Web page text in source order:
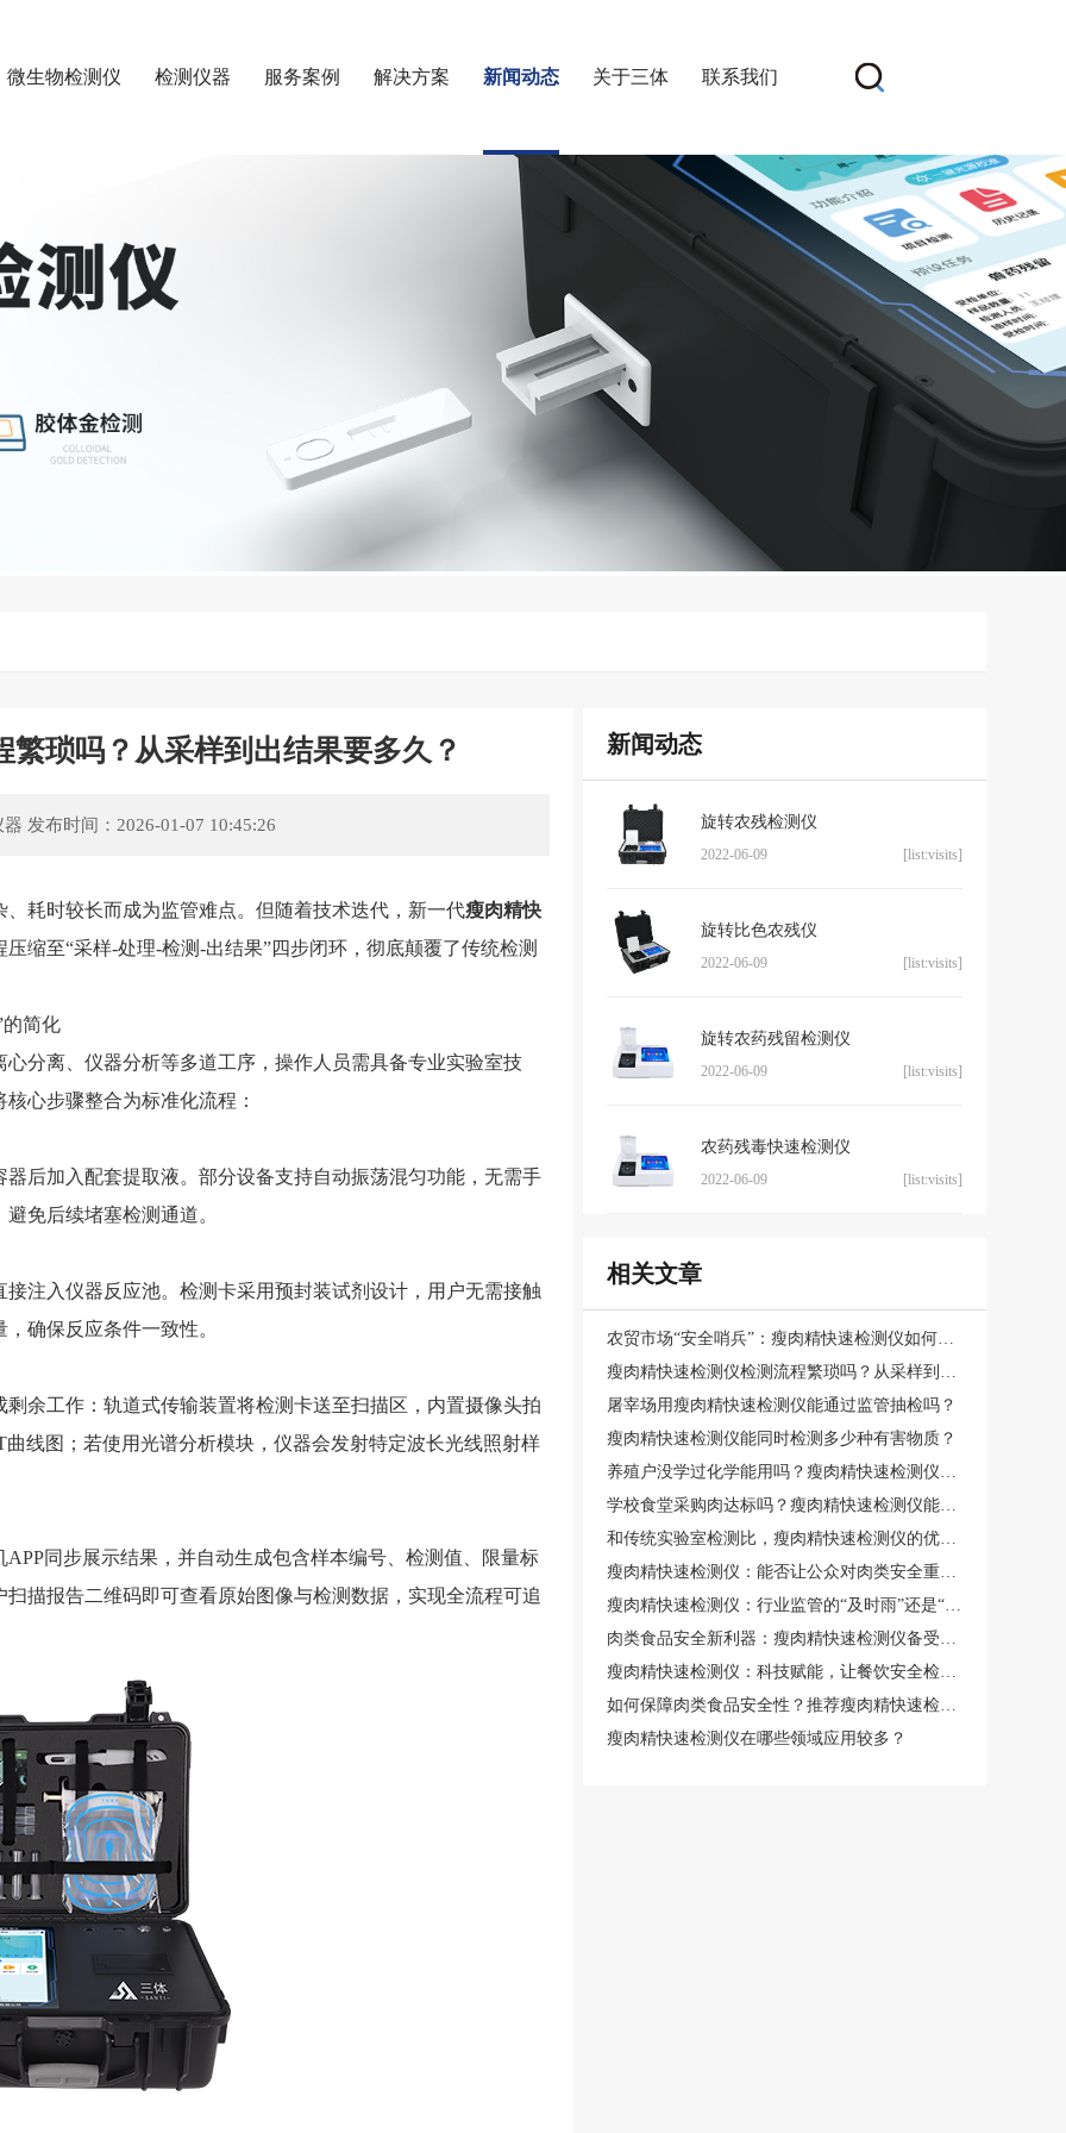
微生物检测仪 检测仪器 服务案例 解决方案 新闻动态 关于三体 联系我们
琐吗？从采样到出结果要多久？
器 发布时间：2026-01-07 10:45:26
时较长而成为监管难点。但随着技术迭代，新一代瘦肉精快
缩至“采样-处理-检测-出结果”四步闭环，彻底颠覆了传统检测
简化
离、仪器分析等多道工序，操作人员需具备专业实验室技
心步骤整合为标准化流程：
加入配套提取液。部分设备支持自动振荡混匀功能，无需手
免后续堵塞检测通道。
入仪器反应池。检测卡采用预封装试剂设计，用户无需接触
确保反应条件一致性。
工作：轨道式传输装置将检测卡送至扫描区，内置摄像头拍
线图；若使用光谱分析模块，仪器会发射特定波长光线照射样
同步展示结果，并自动生成包含样本编号、检测值、限量标
描报告二维码即可查看原始图像与检测数据，实现全流程可追
新闻动态
旋转农残检测仪
2022-06-09 [list:visits]
旋转比色农残仪
2022-06-09 [list:visits]
旋转农药残留检测仪
2022-06-09 [list:visits]
农药残毒快速检测仪
2022-06-09 [list:visits]
相关文章
农贸市场“安全哨兵”：瘦肉精快速检测仪如何拦截问题肉？
瘦肉精快速检测仪检测流程繁琐吗？从采样到出结果要多久？
屠宰场用瘦肉精快速检测仪能通过监管抽检吗？
瘦肉精快速检测仪能同时检测多少种有害物质？
养殖户没学过化学能用吗？瘦肉精快速检测仪插样即读+语音播报功能靠谱吗？
学校食堂采购肉达标吗？瘦肉精快速检测仪能现场生成合规报告
和传统实验室检测比，瘦肉精快速检测仪的优势真有那么大吗？
瘦肉精快速检测仪：能否让公众对肉类安全重拾信心？
瘦肉精快速检测仪：行业监管的“及时雨”还是“虚晃一枪”？
肉类食品安全新利器：瘦肉精快速检测仪备受瞩目
瘦肉精快速检测仪：科技赋能，让餐饮安全检测更高效
如何保障肉类食品安全性？推荐瘦肉精快速检测仪
瘦肉精快速检测仪在哪些领域应用较多？